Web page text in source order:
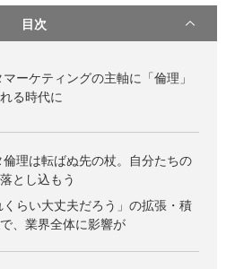
目次
ーケティングの主軸に「倫理」
る時代に
理は転ばぬ先の杖。自分たちの
とし込もう
くらい大丈夫だろう」の拡張・積
、業界全体に影響が